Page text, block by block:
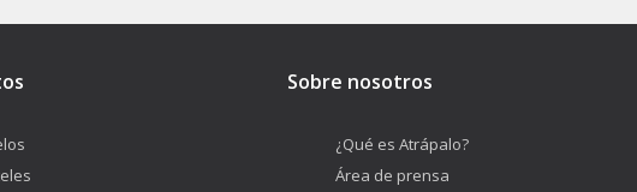
Sobre nosotros
¿Qué es Atrápalo?
Área de prensa